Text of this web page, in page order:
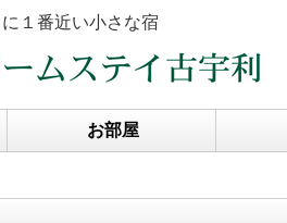
１番近い小さな宿
お部屋